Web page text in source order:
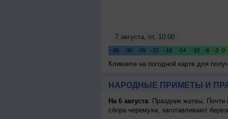
Кликните на погодной карте для
НАРОДНЫЕ ПРИМЕТЫ И
На 6 августа: Праздник жатвы. Почти
сбора черемухи, заготавливают